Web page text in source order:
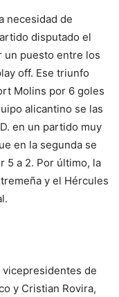
necesidad de
disputado el
un puesto entre los
off. Ese triunfo
Molins por 6 goles
alicantino se las
en un partido muy
en la segunda se
5 a 2. Por último, la
y el Hércules
vicepresidentes de
y Cristian Rovira,